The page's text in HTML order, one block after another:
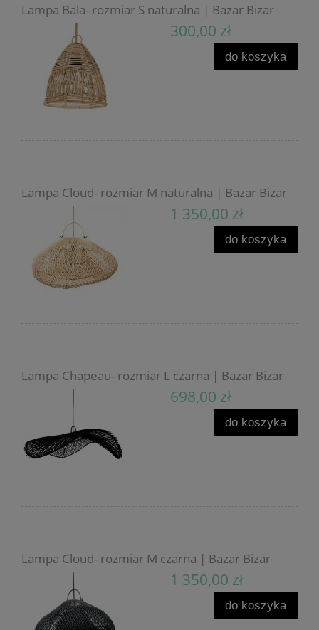
Lampa Bala- rozmiar S naturalna | Bazar Bizar
300,00 zł
do koszyka
Lampa Cloud- rozmiar M naturalna | Bazar Bizar
1 350,00 zł
do koszyka
Lampa Chapeau- rozmiar L czarna | Bazar Bizar
698,00 zł
do koszyka
Lampa Cloud- rozmiar M czarna | Bazar Bizar
1 350,00 zł
do koszyka